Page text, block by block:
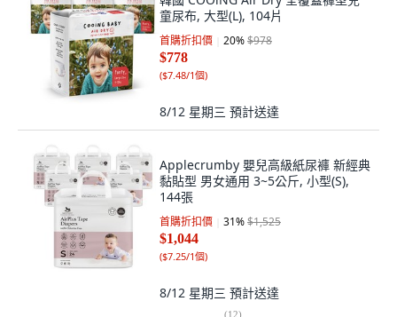
童尿布, 大型(L), 104片
首購折扣價 20%$978
$778
($7.48/1個)
8/12 星期三 預計送達
Applecrumby 嬰兒高級紙尿褲 新經典
黏貼型 男女通用 3~5公斤, 小型(S),
144張
首購折扣價 31%$1,525
$1,044
($7.25/1個)
8/12 星期三 預計送達
(12)